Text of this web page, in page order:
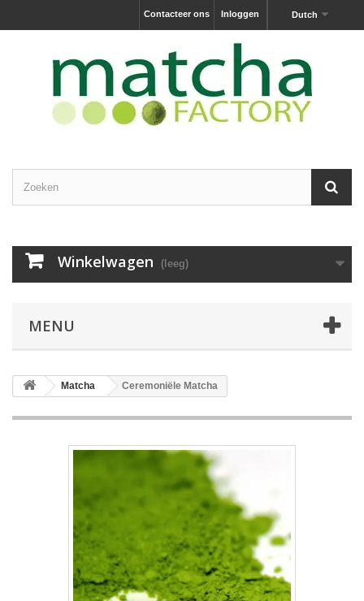
Dutch
Inloggen
Contacteer ons
Winkelwagen (leeg)
MENU
Matcha Ceremoniële Matcha